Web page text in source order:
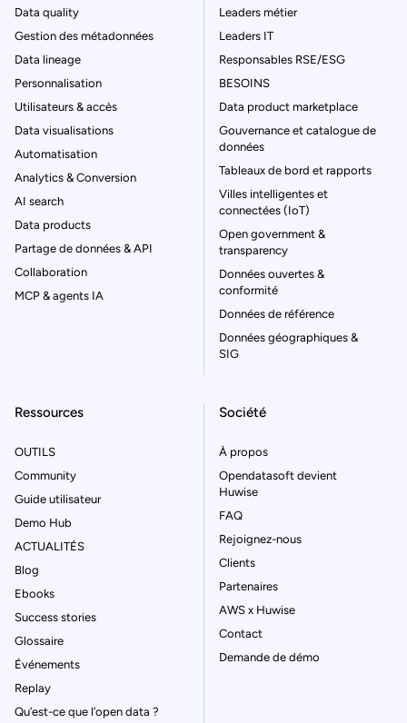
Data quality
Gestion des métadonnées
Data lineage
Personnalisation
Utilisateurs & accès
Data visualisations
Automatisation
Analytics & Conversion
AI search
Data products
Partage de données & API
Collaboration
MCP & agents IA
Leaders métier
Leaders IT
Responsables RSE/ESG
BESOINS
Data product marketplace
Gouvernance et catalogue de
données
Tableaux de bord et rapports
Villes intelligentes et
connectées (IoT)
Open government &
transparency
Données ouvertes &
conformité
Données de référence
Données géographiques &
SIG
Ressources
OUTILS
Community
Guide utilisateur
Demo Hub
ACTUALITÉS
Blog
Ebooks
Success stories
Glossaire
Événements
Replay
Qu’est-ce que l’open data ?
Société
À propos
Opendatasoft devient
Huwise
FAQ
Rejoignez-nous
Clients
Partenaires
AWS x Huwise
Contact
Demande de démo